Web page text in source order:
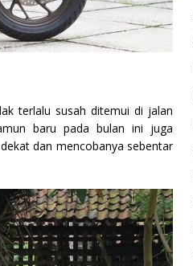
terlalu susah ditemui di jalan
baru pada bulan ini juga
dan mencobanya sebentar